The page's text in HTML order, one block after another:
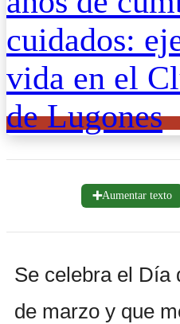
➕Aumentar texto
Se celebra el Día
de marzo y que